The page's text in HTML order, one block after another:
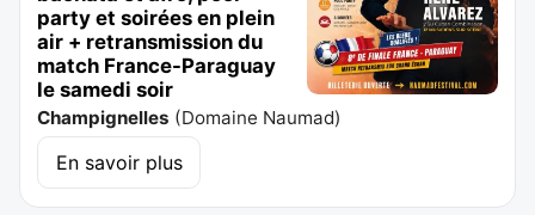
party et soirées en plein
air + retransmission du
match France-Paraguay
le samedi soir
Champignelles (Domaine Naumad)
En savoir plus